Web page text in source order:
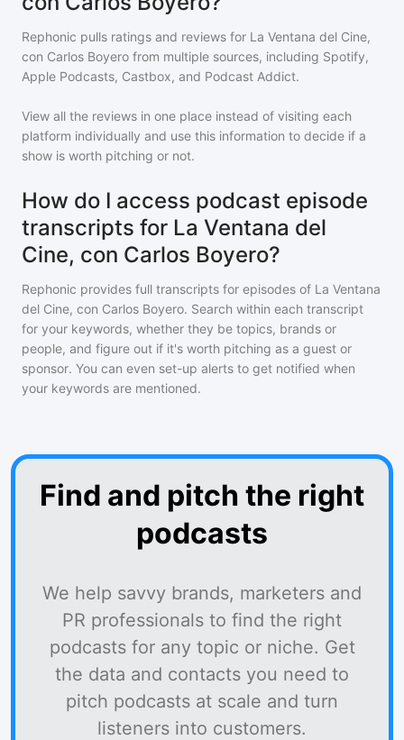
Rephonic pulls ratings and reviews for La Ventana del Cine,
con Carlos Boyero from multiple sources, including Spotify,
Apple Podcasts, Castbox, and Podcast Addict.
View all the reviews in one place instead of visiting each
platform individually and use this information to decide if a
show is worth pitching or not.
How do I access podcast episode
transcripts for La Ventana del
Cine, con Carlos Boyero?
Rephonic provides full transcripts for episodes of La Ventana
del Cine, con Carlos Boyero. Search within each transcript
for your keywords, whether they be topics, brands or
people, and figure out if it's worth pitching as a guest or
sponsor. You can even set-up alerts to get notified when
your keywords are mentioned.
Find and pitch the right
podcasts
We help savvy brands, marketers and
PR professionals to find the right
podcasts for any topic or niche. Get
the data and contacts you need to
pitch podcasts at scale and turn
listeners into customers.